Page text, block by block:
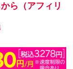
ら（アフィリ